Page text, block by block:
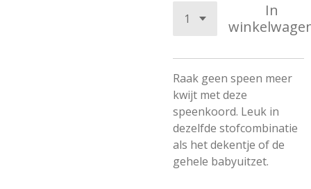
In
Raak geen speen meer
kwijt met deze
speenkoord. Leuk in
dezelfde stofcombinatie
als het dekentje of de
gehele babyuitzet.